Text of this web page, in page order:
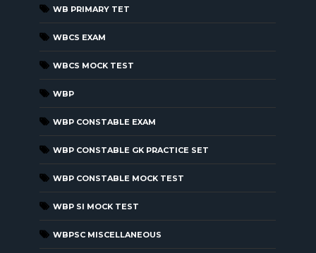
WB PRIMARY TET
WBCS EXAM
WBCS MOCK TEST
WBP
WBP CONSTABLE EXAM
WBP CONSTABLE GK PRACTICE SET
WBP CONSTABLE MOCK TEST
WBP SI MOCK TEST
WBPSC MISCELLANEOUS